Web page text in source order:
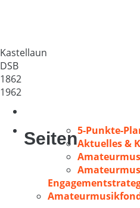
Kastellaun
DSB
1862
1962
Seiten5-Punkte-
Aktuelles &